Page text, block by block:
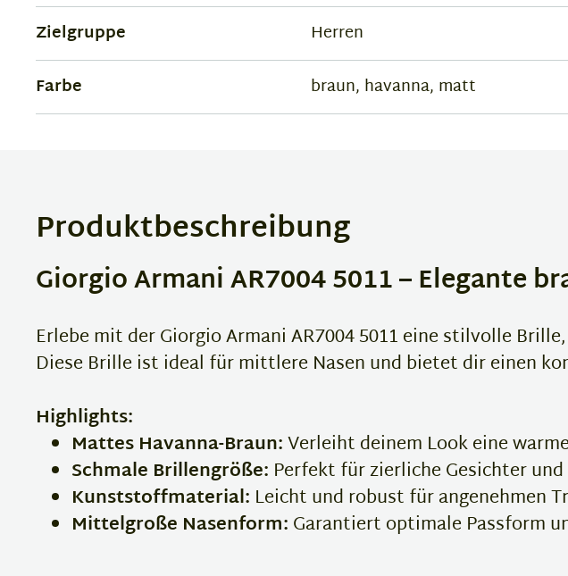
Zielgruppe
Herren
Farbe
braun, havanna, matt
Produktbeschreibung
Giorgio Armani AR7004 5011 – Elegante
Erlebe mit der Giorgio Armani AR7004 5011 eine stilvolle
Diese Brille ist ideal für mittlere Nasen und bietet dir einen
Highlights:
Mattes Havanna-Braun:Verleiht deinem Look eine
Schmale Brillengröße: Perfekt für zierliche Gesichter
Kunststoffmaterial: Leicht und robust für angenehmen
Mittelgroße Nasenform:Garantiert optimale Passform